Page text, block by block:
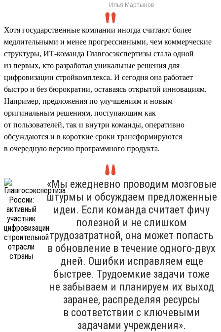
Илья Мартынов
Хотя государственные компании иногда считают более
медлительными и менее прогрессивными, чем коммерческие
структуры, ИТ-команда Главгосэкспертизы стала одной
из первых, кто разработал уникальные решения для
цифровизации стройкомплекса. И сегодня она работает
быстро и без бюрократии, оставаясь открытой инновациям.
Например, предложения по улучшениям и новым
оригинальным решениям, поступающим как
от пользователей, так и внутри команды, оперативно
обсуждаются и в короткие сроки трансформируются
в очередную версию программного продукта.
«Мы ежедневно проводим мозговые
штурмы и обсуждаем предложенные
идеи. Если команда считает фичу
полезной и не слишком
трудозатратной, она может попасть
в обновление в течение одного-двух
дней. Ошибки исправляем еще
быстрее. Трудоемкие задачи тоже
не забываем и планируем их выход
заранее, распределяя ресурсы
в соответствии с ключевыми
задачами учреждения».